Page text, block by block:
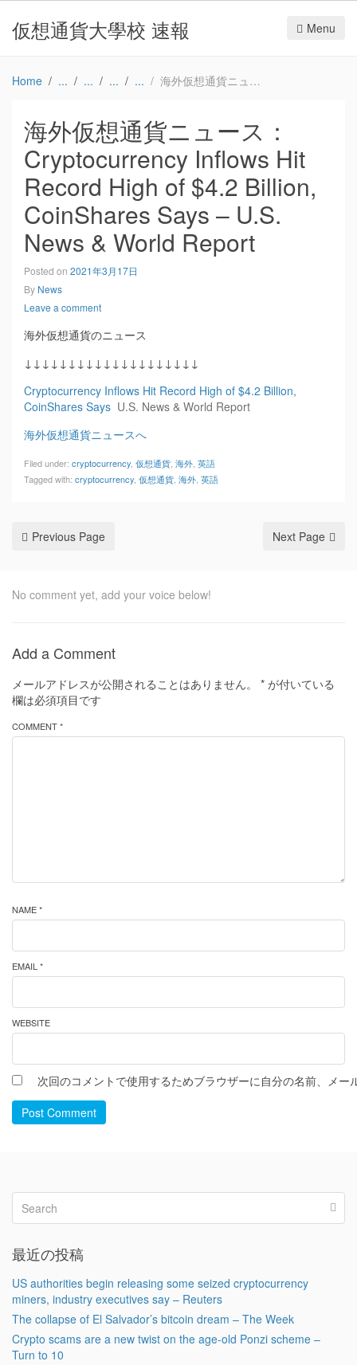
仮想通貨大學校 速報 Menu
Home 海外仮想通貨ニュース：Cryptocurrency Inflows Hit Record High of $4.2 Billion, CoinShares Says – U.S. News & World Report
海外仮想通貨ニュース：
Cryptocurrency Inflows Hit
Record High of $4.2 Billion,
CoinShares Says – U.S.
News & World Report
Posted on 2021年3月17日
By News
Leave a comment
海外仮想通貨のニュース
↓↓↓↓↓↓↓↓↓↓↓↓↓↓↓↓↓↓↓↓
Cryptocurrency Inflows Hit Record High of $4.2 Billion,
CoinShares Says U.S. News & World Report
海外仮想通貨ニュースへ
Filed under: cryptocurrency 仮想通貨 海外 英語
Tagged with: cryptocurrency 仮想通貨 海外 英語
Previous Page Next Page
No comment yet, add your voice below!
Add a Comment
メールアドレスが公開されることはありません。 * が付いている
欄は必須項目です
COMMENT *
NAME *
EMAIL *
WEBSITE
次回のコメントで使用するためブラウザーに自分の名前、メー
Post Comment
最近の投稿
US authorities begin releasing some seized cryptocurrency
miners, industry executives say – Reuters
The collapse of El Salvador’s bitcoin dream – The Week
Crypto scams are a new twist on the age-old Ponzi scheme –
Turn to 10